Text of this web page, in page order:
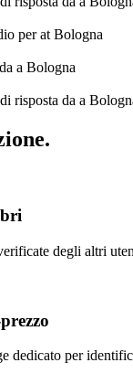
per at Bologna
a Bologna
risposta da a
degli altri
dedicato per